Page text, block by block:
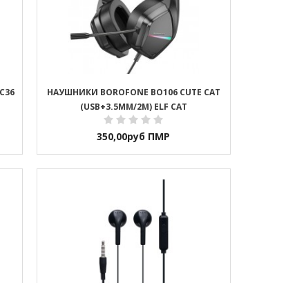
НАУШНИКИ BOROFONE BO106 CUTE CAT
(USB+3.5MM/2M) ELF CAT
350,00руб ПМР